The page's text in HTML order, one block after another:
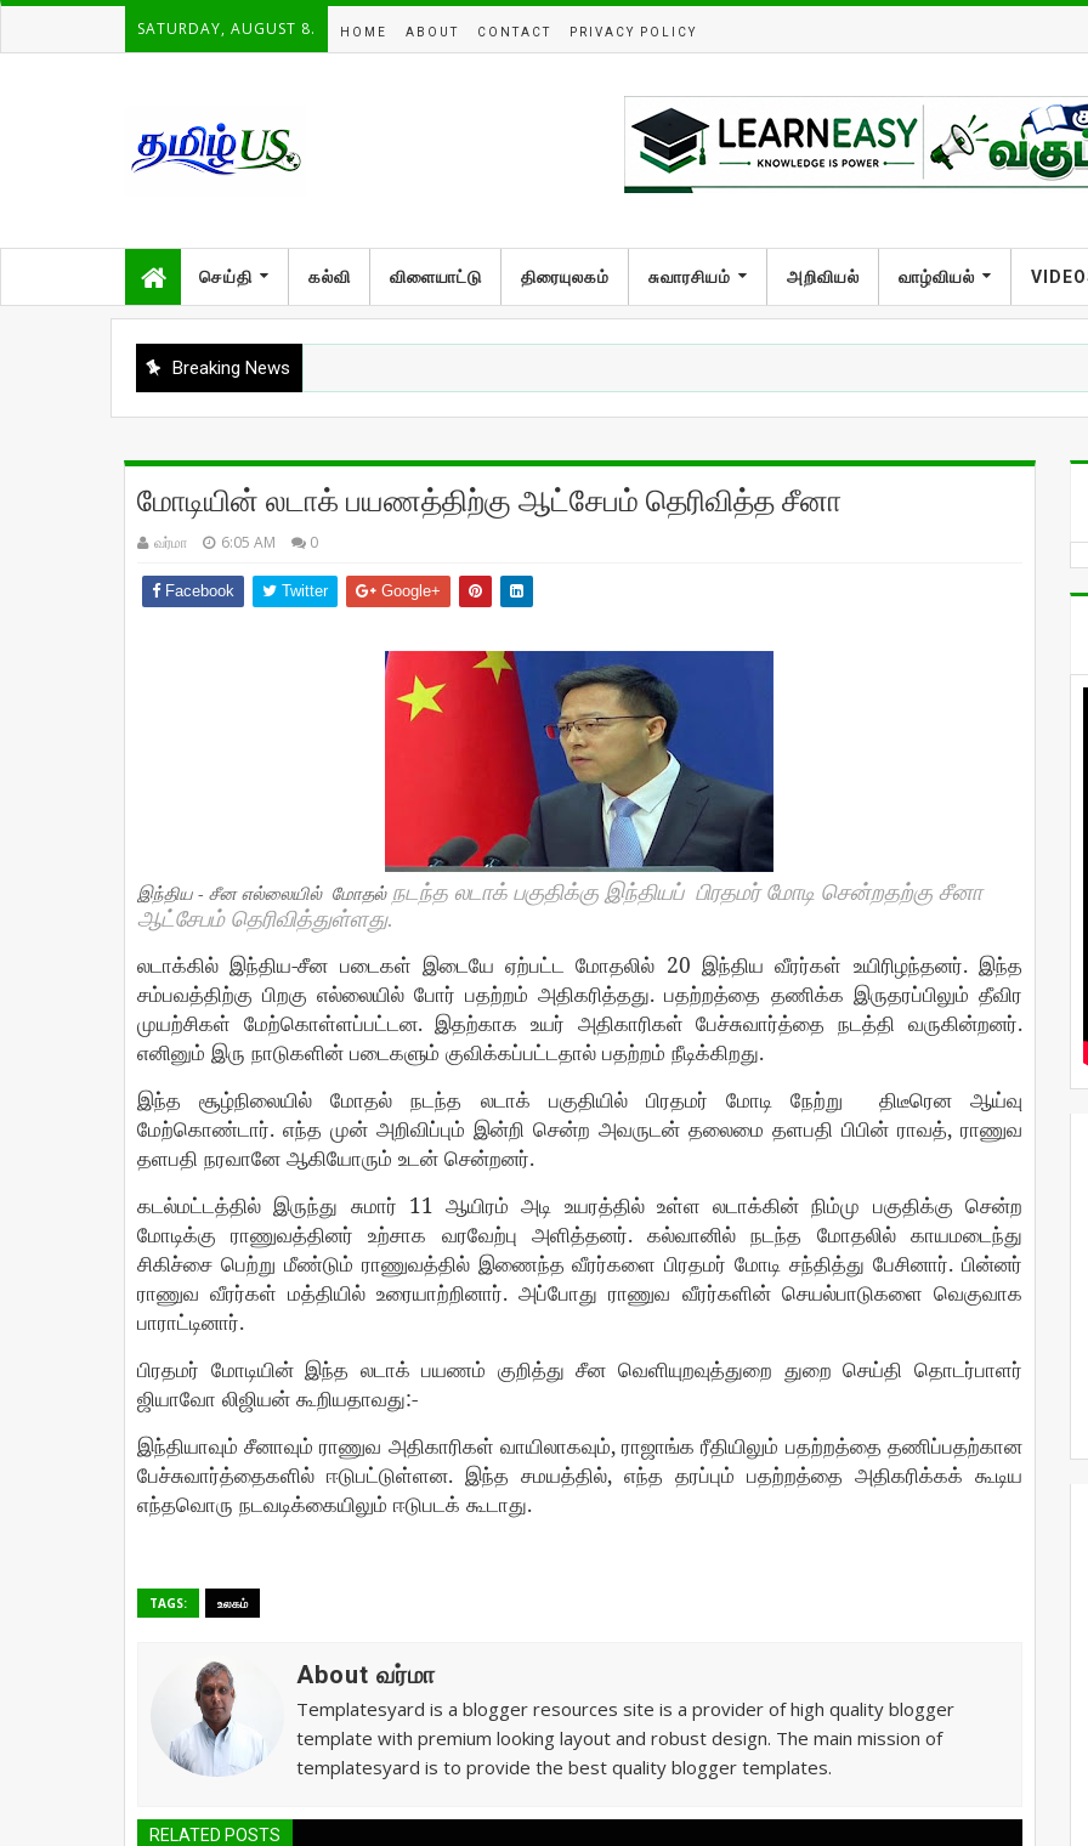
SATURDAY, AUGUST 8. HOME ABOUT CONTACT PRIVACY POLICY
செய்தி கல்வி விளையாட்டு திரையுலகம் சுவாரசியம் அறிவியல் வாழ்வியல்
Breaking News
மோடியின் லடாக் பயணத்திற்கு ஆட்சேபம் தெரிவித்த சீனா
வர்மா 6:05 AM 0
Facebook Twitter Google+
இந்திய - சீன எல்லையில் மோதல் நடந்த லடாக் பகுதிக்கு இந்தியப் பிரதமர் மோடி சென்றதற்கு சீனா
ஆட்சேபம் தெரிவித்துள்ளது.
லடாக்கில் இந்திய-சீன படைகள் இடையே ஏற்பட்ட மோதலில் 20 இந்திய வீரர்கள் உயிரிழந்தனர். இந்த
சம்பவத்திற்கு பிறகு எல்லையில் போர் பதற்றம் அதிகரித்தது.பதற்றத்தை தணிக்க இருதரப்பிலும் தீவிர
முயற்சிகள்
மேற்கொள்ளப்பட்டன. இதற்காக உயர் அதிகாரிகள் பேச்சுவார்த்தை நடத்தி வருகின்றனர்.
எனினும் இரு நாடுகளின் படைகளும் குவிக்கப்பட்டதால் பதற்றம் நீடிக்கிறது.
இந்த சூழ்நிலையில் மோதல் நடந்த லடாக் பகுதியில் பிரதமர் மோடி நேற்று திடீரென
ஆய்வு
மேற்கொண்டார். எந்த முன் அறிவிப்பும் இன்றி சென்ற அவருடன் தலைமை தளபதி பிபின் ராவத், ராணுவ
தளபதி நரவானே ஆகியோரும் உடன் சென்றனர்.
கடல்மட்டத்தில் இருந்து சுமார் 11 ஆயிரம் அடி உயரத்தில் உள்ள லடாக்கின் நிம்மு பகுதிக்கு சென்ற
மோடிக்கு
ராணுவத்தினர் உற்சாக வரவேற்பு அளித்தனர்.கல்வானில் நடந்த மோதலில்
காயமடைந்து
சிகிச்சை பெற்று மீண்டும் ராணுவத்தில் இணைந்த வீரர்களை பிரதமர் மோடி சந்தித்து பேசினார். பின்னர்
ராணுவ வீரர்கள் மத்தியில் உரையாற்றினார்.அப்போது ராணுவ வீரர்களின் செயல்பாடுகளை வெகுவாக
பாராட்டினார்.
பிரதமர் மோடியின் இந்த லடாக் பயணம் குறித்து சீன வெளியுறவுத்துறை துறை செய்தி
தொடர்பாளர்
ஜியாவோ லிஜியன் கூறியதாவது:-
இந்தியாவும் சீனாவும் ராணுவ அதிகாரிகள் வாயிலாகவும்,ராஜாங்க ரீதியிலும் பதற்றத்தை தணிப்பதற்கான
பேச்சுவார்த்தைகளில் ஈடுபட்டுள்ளன. இந்த சமயத்தில், எந்த தரப்பும் பதற்றத்தை அதிகரிக்கக் கூடிய
எந்தவொரு நடவடிக்கையிலும் ஈடுபடக் கூடாது.
TAGS: உலகம்
About வர்மா
Templatesyard is a blogger resources site is a provider of high quality blogger
template with premium looking layout and robust design. The main mission of
templatesyard is to provide the best quality blogger templates.
RELATED POSTS